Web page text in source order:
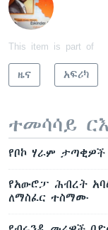
This item is part of
ዜና አፍሪካ
ተመሳሳይ
የቦኮ ሃራም
የአውሮፓ ሕብረት
ለማስፈር ተስማሙ